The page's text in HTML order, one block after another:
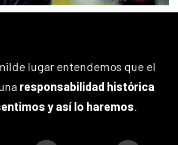
lugar entendemos que el
responsabilidad histórica
y así lo haremos.